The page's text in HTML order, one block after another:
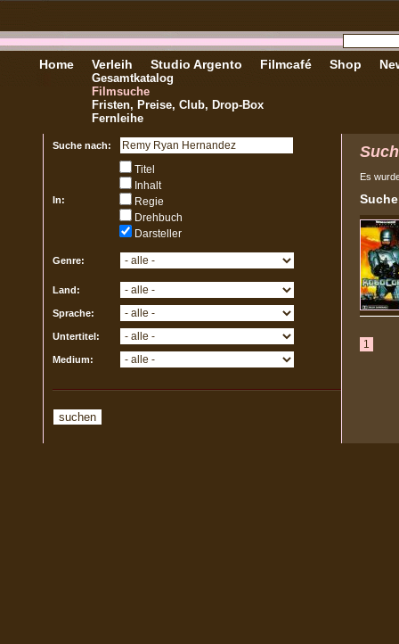
Home Verleih
Gesamtkatalog
Filmsuche
Fristen, Preise, Club, Drop-Box
Fernleihe
Studio Argento Filmcafé Shop
Suche nach:
In:
Titel
Inhalt
Regie
Drehbuch
Darsteller
Genre:
Land:
Sprache:
Untertitel:
Medium:
Es
1